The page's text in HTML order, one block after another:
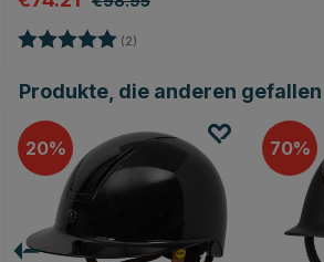
Bewertung: (2)
Produkte, die anderen gefallen
20 70